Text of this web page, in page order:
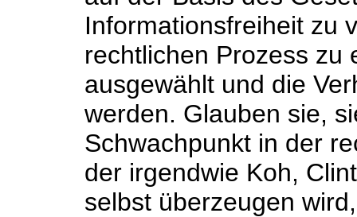
Informationsfreiheit zu
rechtlichen Prozess zu
ausgewählt und die
werden. Glauben sie,
Schwachpunkt in der
der irgendwie Koh,
selbst überzeugen